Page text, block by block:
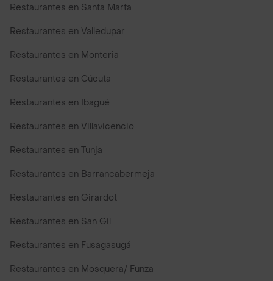
Restaurantes en Santa Marta
Restaurantes en Valledupar
Restaurantes en Monteria
Restaurantes en Cúcuta
Restaurantes en Ibagué
Restaurantes en Villavicencio
Restaurantes en Tunja
Restaurantes en Barrancabermeja
Restaurantes en Girardot
Restaurantes en San Gil
Restaurantes en Fusagasugá
Restaurantes en Mosquera/ Funza